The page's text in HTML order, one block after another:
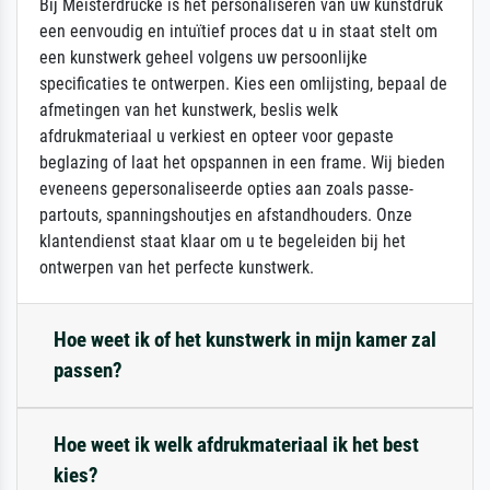
Bij Meisterdrucke is het personaliseren van uw kunstdruk
een eenvoudig en intuïtief proces dat u in staat stelt om
een kunstwerk geheel volgens uw persoonlijke
specificaties te ontwerpen. Kies een omlijsting, bepaal de
afmetingen van het kunstwerk, beslis welk
afdrukmateriaal u verkiest en opteer voor gepaste
beglazing of laat het opspannen in een frame. Wij bieden
eveneens gepersonaliseerde opties aan zoals passe-
partouts, spanningshoutjes en afstandhouders. Onze
klantendienst staat klaar om u te begeleiden bij het
ontwerpen van het perfecte kunstwerk.
Hoe weet ik of het kunstwerk in mijn kamer zal
passen?
Hoe weet ik welk afdrukmateriaal ik het best
kies?